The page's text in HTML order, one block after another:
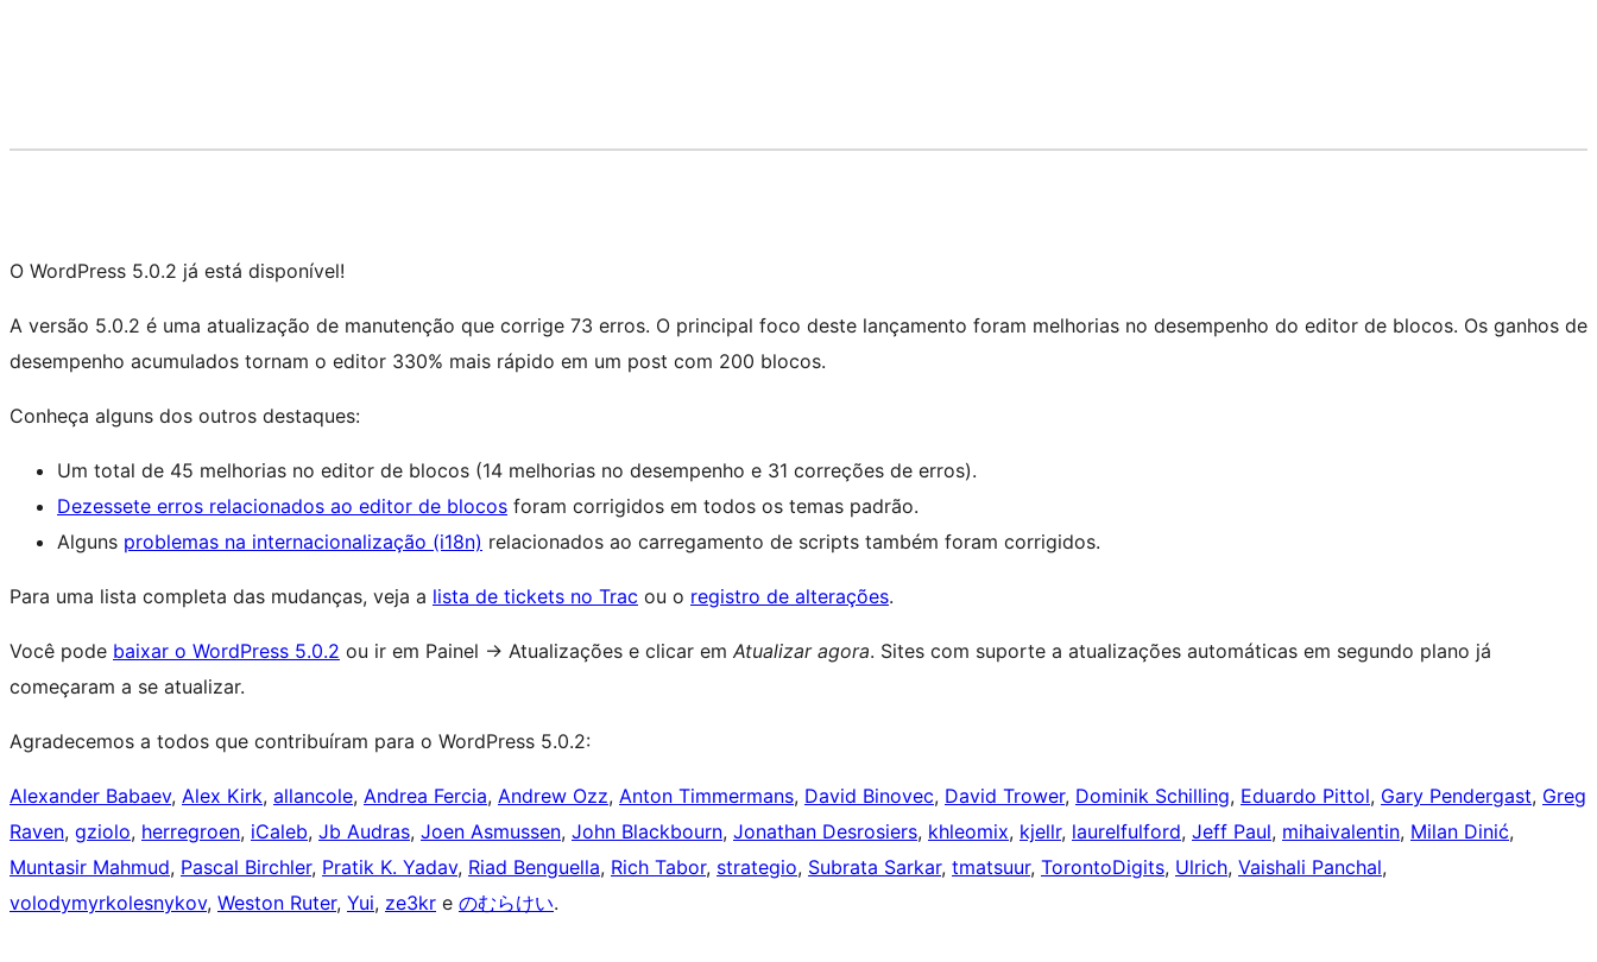
O WordPress 5.0.2 já está disponível!
A versão 5.0.2 é uma atualização de manutenção que corrige 73 erros. O principal foco deste lançamento foram melhorias no desempenho do editor de blocos. Os ganhos de
desempenho acumulados tornam o editor 330% mais rápido em um post com 200 blocos.
Conheça alguns dos outros destaques:
Um total de 45 melhorias no editor de blocos (14 melhorias no desempenho e 31 correções de erros).
Dezessete erros relacionados ao editor de blocos foram corrigidos em todos os temas padrão.
Alguns problemas na internacionalização (i18n) relacionados ao carregamento de scripts também foram corrigidos.
Para uma lista completa das mudanças, veja a lista de tickets no Trac ou o registro de alterações.
Você pode baixar o WordPress 5.0.2 ou ir em Painel → Atualizações e clicar em Atualizar agora. Sites com suporte a atualizações automáticas em segundo plano já
começaram a se atualizar.
Agradecemos a todos que contribuíram para o WordPress 5.0.2:
Alexander Babaev, Alex Kirk, allancole, Andrea Fercia, Andrew Ozz, Anton Timmermans, David Binovec, David Trower, Dominik Schilling, Eduardo Pittol, Gary Pendergast, Greg
Raven, gziolo, herregroen, iCaleb, Jb Audras, Joen Asmussen, John Blackbourn, Jonathan Desrosiers, khleomix, kjellr, laurelfulford, Jeff Paul, mihaivalentin, Milan Dinić,
Muntasir Mahmud, Pascal Birchler, Pratik K. Yadav, Riad Benguella, Rich Tabor, strategio, Subrata Sarkar, tmatsuur, TorontoDigits, Ulrich, Vaishali Panchal,
volodymyrkolesnykov, Weston Ruter, Yui, ze3kr e のむらけい.